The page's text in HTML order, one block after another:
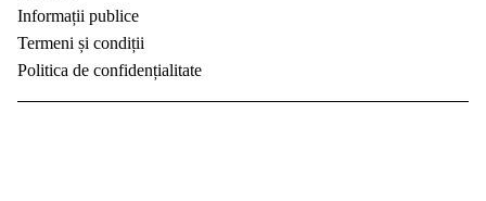
Informații publice
Termeni și condiții
Politica de confidențialitate